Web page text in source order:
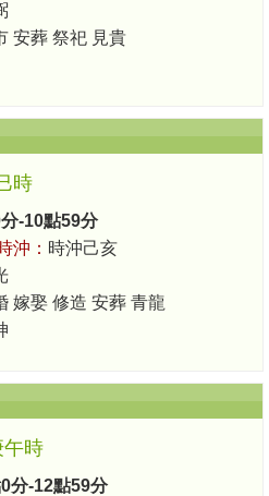
安葬 祭祀 見貴
時
-10點59分
沖： 時沖己亥
嫁娶 修造 安葬 青龍
午時
分-12點59分